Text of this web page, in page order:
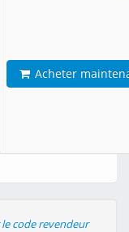
Acheter
code revendeur